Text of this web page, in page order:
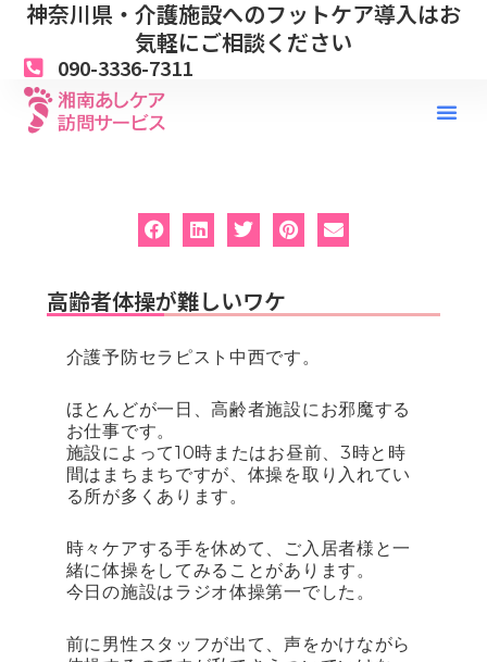
神奈川県・介護施設へのフットケア導入はお
気軽にご相談ください
090-3336-7311
高齢者体操が難しいワケ
介護予防セラピスト中西です。
ほとんどが一日、高齢者施設にお邪魔する
お仕事です。
施設によって10時またはお昼前、3時と時
間はまちまちですが、体操を取り入れてい
る所が多くあります。
時々ケアする手を休めて、ご入居者様と一
緒に体操をしてみることがあります。
今日の施設はラジオ体操第一でした。
前に男性スタッフが出て、声をかけながら